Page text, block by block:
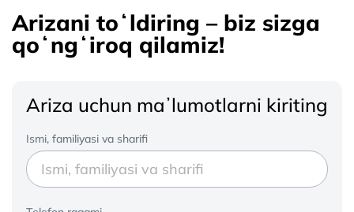
Arizani toʻldiring – biz sizga
qoʻngʻiroq qilamiz!
Ariza uchun maʼlumotlarni kiriting
Ismi, familiyasi va sharifi